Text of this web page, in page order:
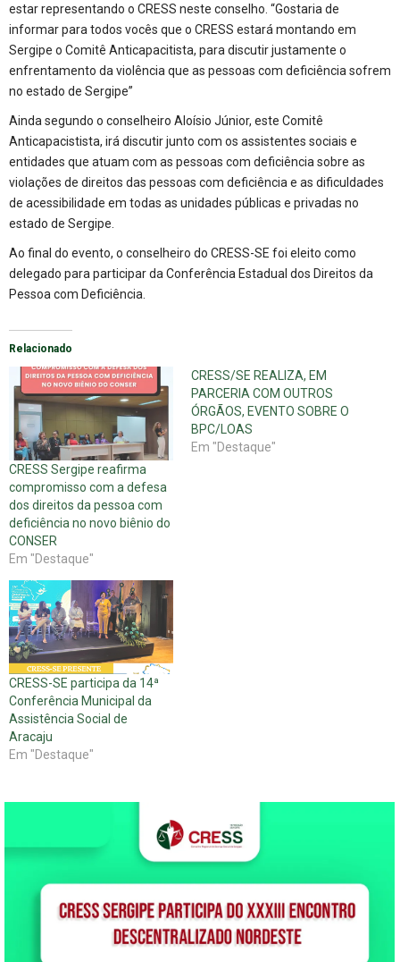
estar representando o CRESS neste conselho. “Gostaria de
informar para todos vocês que o CRESS estará montando em
Sergipe o Comitê Anticapacitista, para discutir justamente o
enfrentamento da violência que as pessoas com deficiência sofrem
no estado de Sergipe”
Ainda segundo o conselheiro Aloísio Júnior, este Comitê
Anticapacistista, irá discutir junto com os assistentes sociais e
entidades que atuam com as pessoas com deficiência sobre as
violações de direitos das pessoas com deficiência e as dificuldades
de acessibilidade em todas as unidades públicas e privadas no
estado de Sergipe.
Ao final do evento, o conselheiro do CRESS-SE foi eleito como
delegado para participar da Conferência Estadual dos Direitos da
Pessoa com Deficiência.
Relacionado
CRESS Sergipe reafirma
compromisso com a defesa
dos direitos da pessoa com
deficiência no novo biênio do
CONSER
Em "Destaque"
CRESS/SE REALIZA, EM
PARCERIA COM OUTROS
ÓRGÃOS, EVENTO SOBRE O
BPC/LOAS
Em "Destaque"
CRESS-SE participa da 14ª
Conferência Municipal da
Assistência Social de
Aracaju
Em "Destaque"